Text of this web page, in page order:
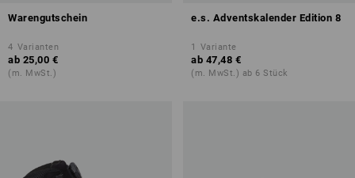
Warengutschein
4 Varianten
ab 25,00 €
(m. MwSt.)
e.s. Adventskalender Edition 8
1 Variante
ab 47,48 €
(m. MwSt.) ab 6 Stück